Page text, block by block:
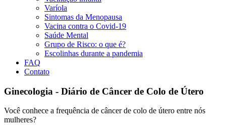
Varíola
Sintomas da Menopausa
Vacina contra o Covid-19
Saúde Mental
Grupo de Risco: o que é?
Escolinhas durante a pandemia
FAQ
Contato
Ginecologia - Diário de Câncer de Colo de Útero
Você conhece a frequência de câncer de colo de útero entre nós
mulheres?